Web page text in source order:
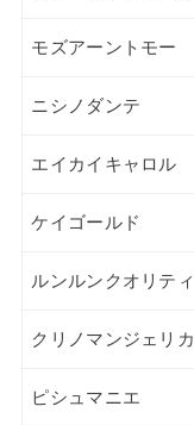
モズアーントモー
ニシノダンテ
エイカイキャロル
ケイゴールド
ルンルンクオリティ
クリノマンジェリカ
ピシュマニエ